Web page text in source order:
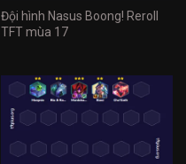
Đội hình Nasus Boong! Reroll
TFT mùa 17